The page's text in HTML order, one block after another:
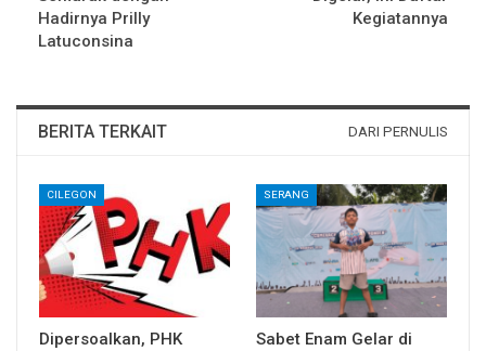
Hadirnya Prilly
Latuconsina
Kegiatannya
BERITA TERKAIT DARI PERNULIS
CILEGON
Dipersoalkan, PHK
SERANG
Sabet Enam Gelar di